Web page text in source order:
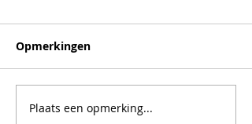
Opmerkingen
Plaats een opmerking...